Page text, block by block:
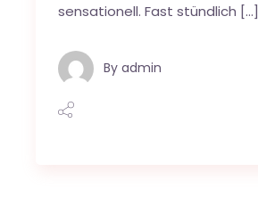
sensationell. Fast stündlich […]
By admin